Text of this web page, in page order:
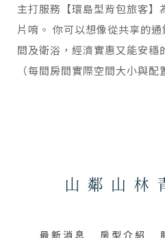
主打服務【環島型背包旅客】
片唷。 你可以想像從共享的
間及衛浴，經濟實惠又能安穩
（每間房間實際空間大小與配
最新消息 房型介紹